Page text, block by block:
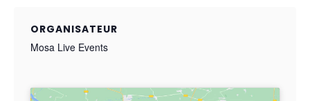
ORGANISATEUR
Mosa Live Events